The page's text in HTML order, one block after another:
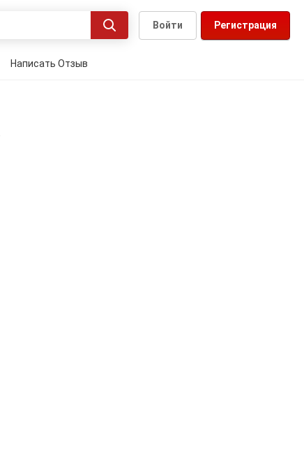
Регистрация
Войти
Написать Отзыв